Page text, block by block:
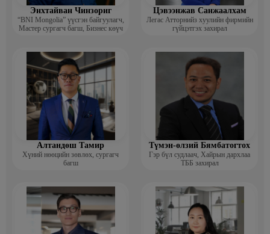
Энхтайван Чинзориг
“BNI Mongolia” үүсгэн байгуулагч,
Мастер сургагч багш, Бизнес көүч
Цэвээнжав Санжаалхам
Легас Атторнийз хуулийн фирмийн
гүйцэтгэх захирал
Алтандөш Тамир
Хүний нөөцийн зөвлөх, сургагч
багш
Түмэн-өлзий Бямбатогтох
Гэр бүл судлаач, Хайрын дархлаа
ТББ захирал